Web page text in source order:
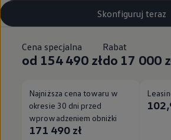
Skonfiguruj teraz
Cena specjalna
od 154 490 zł
Rabat
do 17 000
Najniższa cena towaru w
okresie 30 dni przed
wprowadzeniem obniżki
171 490 zł